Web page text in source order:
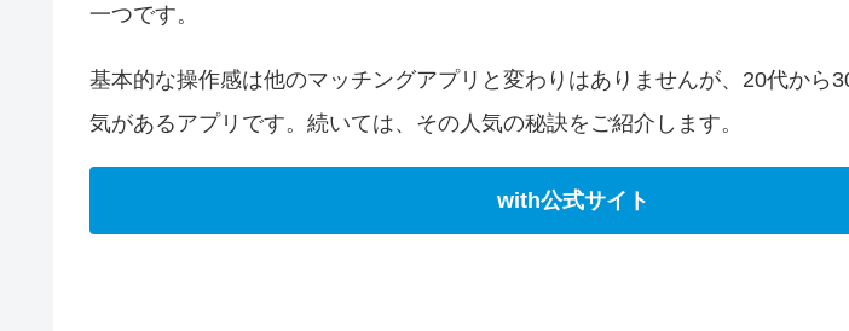
一つです。
基本的な操作感は他のマッチングアプリと変わりはありませんが、20代から
気があるアプリです。続いては、その人気の秘訣をご紹介します。
with公式サイト